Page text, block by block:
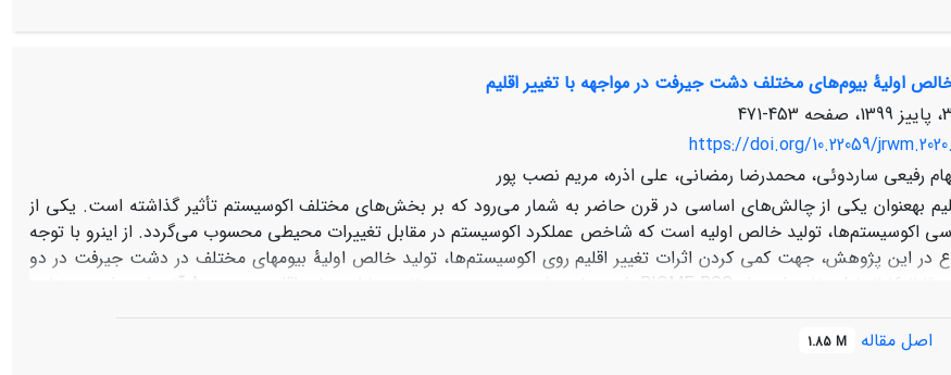
6/382 کیلومتر مربع بوده است. هم‌چنین مساحت اراضی بایر، باغی و مسکونی افزایش یافته و اراضی سنگلاخی بدون تغییر بوده‌اند. تخریب
و بایر به ترتیب به میزان 01/158، 38/22، 2/20 و 53/0 کیلومتر مربع افزایش خواهد یافت.
اولیۀ بیوم‌های مختلف دشت جیرفت در مواجهه با تغییر اقلیم
453-471
https://doi.org/10.22059/
رفیعی ساردوئی، محمدرضا رمضانی، علی اذره، مریم نصب پور
به­عنوان یکی از چالش‌های اساسی در قرن حاضر به شمار می‌رود که بر بخش‌های مختلف اکوسیستم تأثیر گذاشته است. یکی از
اکوسیستم‌ها، تولید خالص اولیه است که شاخص عملکرد اکوسیستم در مقابل تغییرات محیطی محسوب می‌گردد. از این­رو با توجه
در این پژوهش، جهت کمی کردن اثرات تغییر اقلیم روی اکوسیستم‌ها، تولید خالص اولیۀ بیوم­های مختلف در دشت جیرفت در دو
دورۀ 2015-2001 و 2030-2016 با استفاده از مدل BIOME-BGC شبیه­سازی شد. جهت بررسی تغییر پارامترهای اقلیمی در دورۀ آتی از مدل ریزمقیاس
نمایی6 LARS-WG استفاده شد. پس از اطمینان از قابلیت مدل LARS-WG در تولید داده‌های اقلیمی، اقدام به شبیه‌سازی متغیرهای اقلیمی در دورۀ
اصل مقاله 1.85 M